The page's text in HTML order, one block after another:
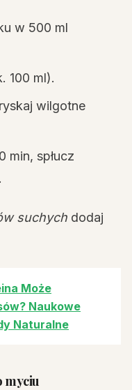
w 500 ml
100 ml).
wilgotne
min, spłucz
suchych dodaj
Może
Naukowe
Naturalne
myciu